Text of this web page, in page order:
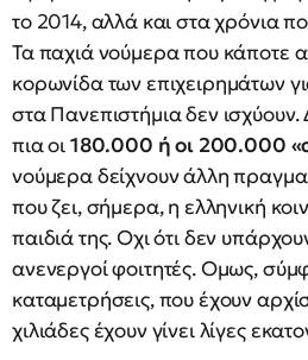
το 2014, αλλά και στα χρόνια
Τα παχιά νούμερα που κάποτε
κορωνίδα των επιχειρημάτων
στα Πανεπιστήμια δεν
πια οι180.000 ή οι 200.000
νούμερα δείχνουν άλλη
που ζει, σήμερα, η ελληνική
παιδιά της. Οχι ότι δεν
ανενεργοί φοιτητές. Ομως,
καταμετρήσεις, που έχουν
χιλιάδες έχουν γίνει λίγες